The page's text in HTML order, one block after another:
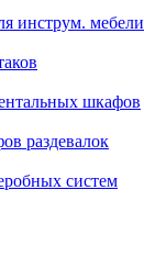
инструм. мебели
шкафов
раздевалок
систем